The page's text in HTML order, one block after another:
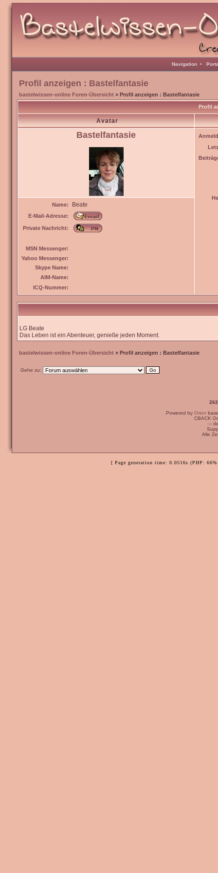
Navigation •
Profil anzeigen : Bastelfantasie
bastelwissen-online Foren-Übersicht » Profil anzeigen : Bastelfantasie
Profil
Avatar
Bastelfantasie
Name:
Beate
E-Mail-Adresse:
Private Nachricht:
MSN Messenger:
Yahoo Messenger:
Skype Name:
AIM-Name:
ICQ-Nummer:
LG Beate
Das Leben ist ein Abenteuer, genieße jeden Moment.
bastelwissen-online Foren-Übersicht » Profil anzeigen : Bastelfantasie
Gehe zu:
Powered by Orion
CBACK
:-:
Alle
[ Page generation time: 0.0516s (PHP: